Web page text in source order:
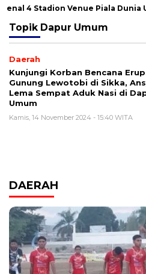
4 Stadion Venue Piala Dunia U-
Topik Dapur Umum
Daerah
Kunjungi Korban Bencana
Gunung Lewotobi di Sikka,
Lema Sempat Aduk Nasi di
Umum
Kamis, 14 November 2024 - 15:40 WITA
DAERAH